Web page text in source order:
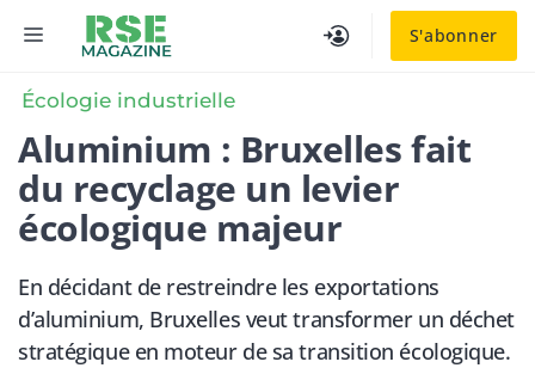
S'abonner
MENU
Écologie industrielle
Aluminium : Bruxelles fait
du recyclage un levier
écologique majeur
En décidant de restreindre les exportations
d’aluminium, Bruxelles veut transformer un déchet
stratégique en moteur de sa transition écologique.